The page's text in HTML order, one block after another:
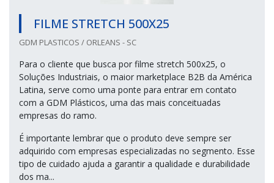
FILME STRETCH 500X25
GDM PLASTICOS / ORLEANS - SC
Para o cliente que busca por filme stretch 500x25, o
Soluções Industriais, o maior marketplace B2B da América
Latina, serve como uma ponte para entrar em contato
com a GDM Plásticos, uma das mais conceituadas
empresas do ramo.
É importante lembrar que o produto deve sempre ser
adquirido com empresas especializadas no segmento. Esse
tipo de cuidado ajuda a garantir a qualidade e durabilidade
dos ma...